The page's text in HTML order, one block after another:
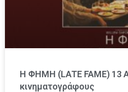
Η ΦΗΜΗ (LATE FAME) 13
κινηματογράφους